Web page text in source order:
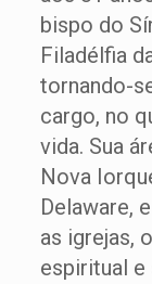
bispo do
Filadélfia
tornando-
cargo, no
vida. Sua
Nova
Delaware,
as igrejas,
espiritual e